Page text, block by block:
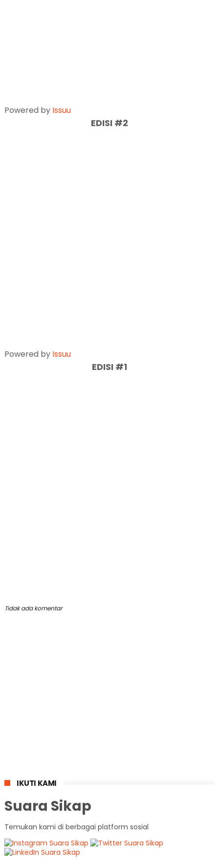
Powered by Issuu
EDISI #2
Powered by Issuu
EDISI #1
Tidak ada komentar
IKUTI KAMI
Suara Sikap
Temukan kami di berbagai platform sosial